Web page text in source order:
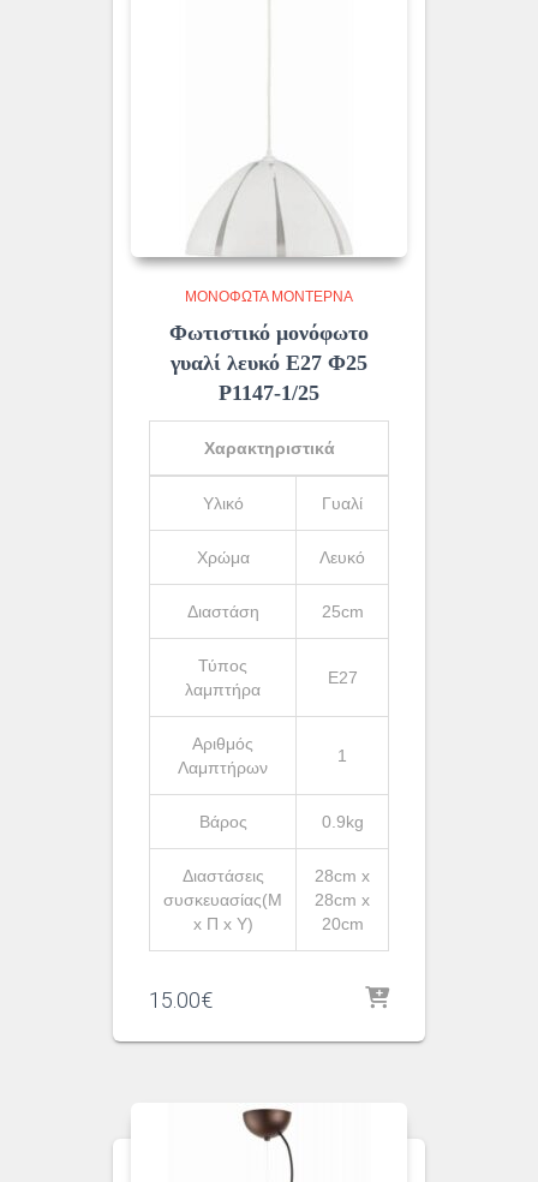
ΜΟΝΌΦΩΤΑ ΜΟΝΤΈΡΝΑ
Φωτιστικό μονόφωτο
γυαλί λευκό Ε27 Φ25
Ρ1147-1/25
Χαρακτηριστικά
Υλικό Γυαλί
Χρώμα Λευκό
Διαστάση 25cm
Τύπος
λαμπτήρα
Ε27
Αριθμός
Λαμπτήρων
1
Βάρος 0.9kg
Διαστάσεις
συσκευασίας(Μ
x Π x Υ)
28cm x
28cm x
20cm
15.00€